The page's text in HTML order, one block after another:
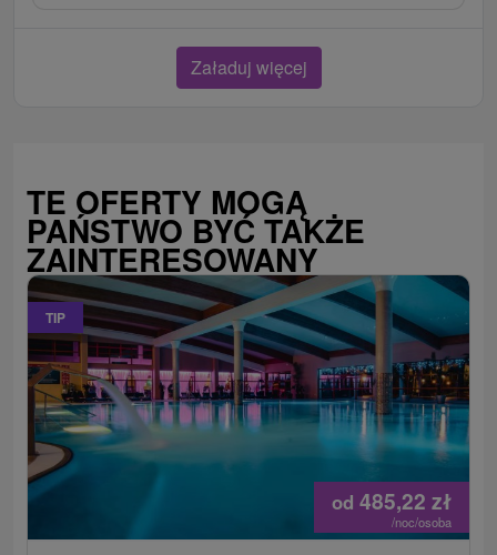
Załaduj więcej
TE OFERTY MOGĄ
PAŃSTWO BYĆ TAKŻE
ZAINTERESOWANY
TIP
od 485,22 zł
/noc/osoba